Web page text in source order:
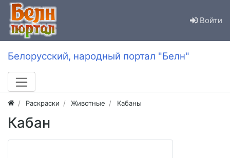
Войти
Белорусский, народный портал "Белн"
Раскраски Животные Кабаны
Кабан